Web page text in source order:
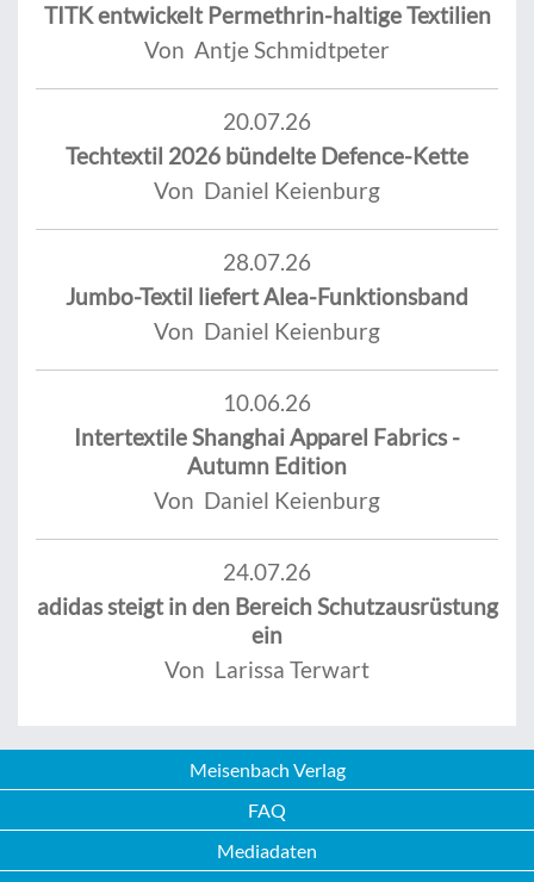
TITK entwickelt Permethrin-haltige Textilien
Von Antje Schmidtpeter
20.07.26
Techtextil 2026 bündelte Defence-Kette
Von Daniel Keienburg
28.07.26
Jumbo-Textil liefert Alea-Funktionsband
Von Daniel Keienburg
10.06.26
Intertextile Shanghai Apparel Fabrics -
Autumn Edition
Von Daniel Keienburg
24.07.26
adidas steigt in den Bereich Schutzausrüstung
ein
Von Larissa Terwart
Meisenbach Verlag
FAQ
Mediadaten